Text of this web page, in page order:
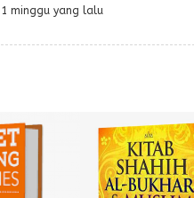
1 minggu yang lalu